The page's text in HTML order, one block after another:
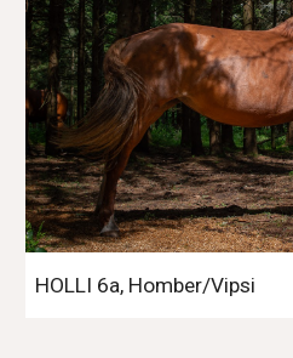
HOLLI 6a, Homber/Vipsi